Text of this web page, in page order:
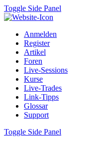
Toggle Side Panel
Anmelden
Register
Artikel
Foren
Live-Sessions
Kurse
Live-Trades
Link-Tipps
Glossar
Support
Toggle Side Panel